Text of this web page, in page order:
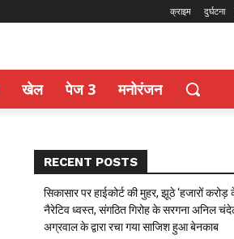
क्राइम दुर्घटना
खेल पेज 3 मनोरंजन
RECENT POSTS
सिकासार पर हाईकोर्ट की मुहर, झूठे ‘हजारों करोड़
नैरेटिव ध्वस्त, संगठित गिरोह के सरगना अनिल
अग्रवाल के द्वारा रचा गया साजिश हुआ बेनकाब